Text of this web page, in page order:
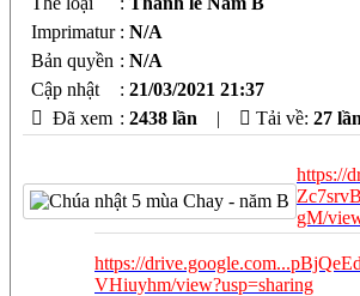
Imprimatur : N/A
Bản quyền : N/A
Cập nhật
: 21/03/2021 21:37
Đã xem : 2438 lần | Tải về: 27 lần
https://
gM/
https://
VHiuyhm/view?usp=sharing